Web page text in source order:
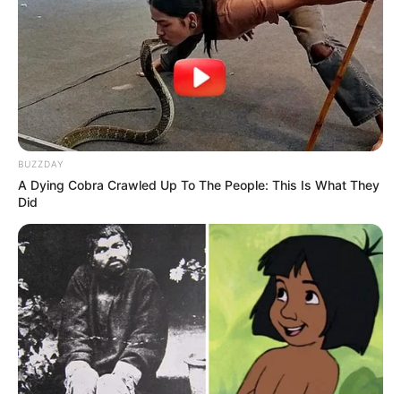
ΚΑΤΑΘΕΣΕΤΕ ΣΕ ΛΟΓΑΡΙΑΣΜΟ ΣΤΗΝ ΕΘΝΙΚΗ
ΜΕ IBAN GR9501104880000048834149733
(ΣΤΟ ΟΝΟΜΑ ΕΥΤΥΧΙΑ ΝΙΚΑ) ΓΡΑΦΟΝΤΑΣ ΩΣ
ΔΙΚΑΙΟΛΟΓΙΑ “ΔΩΡΕΑ” ΚΑΙ ΑΝ ΘΕΛΕΤΕ ΚΑΙ ΤΟ
ΟΝΟΜΑ ΣΑΣ ΓΙΑ ΝΑ ΜΠΟΡΩ ΝΑ ΞΕΡΩ ΠΟΙΟΙ ΜΕ
ΒΟΗΘΑΤΕ
Επισκεφτείτε το κανάλι μου στο youtubeαν
ψάχνετε πραγματικά να βρείτε την αλήθεια… Η
Ενημέρωση που δεν θα ακούσετε ποτέ από τα
BUZZDAY
A Dying Cobra Crawled Up To The People: This Is What They
Did